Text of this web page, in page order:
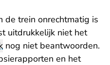
de trein onrechtmatig is
uitdrukkelijk niet het
nog niet beantwoorden.
en het